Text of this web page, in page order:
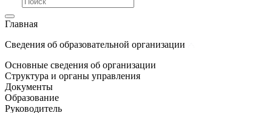
Главная
Сведения об образовательной организации
Основные сведения об организации
Структура и органы управления
Документы
Образование
Руководитель